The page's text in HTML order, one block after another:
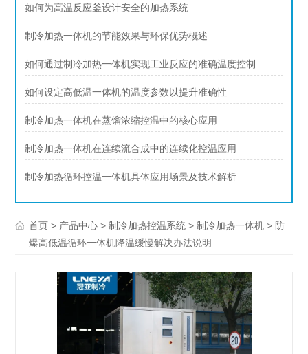
如何为高温反应釜设计安全的加热系统
制冷加热一体机的节能效果与环保优势概述
如何通过制冷加热一体机实现工业反应的准确温度控制
如何设定高低温一体机的温度参数以提升准确性
制冷加热一体机在蒸馏浓缩控温中的核心应用
制冷加热一体机在连续流合成中的连续化控温应用
制冷加热循环控温一体机具体应用场景及技术解析
首页 > 产品中心 >制冷加热控温系统 >制冷加热一体机 > 防
爆高低温循环一体机降温缓慢解决办法说明